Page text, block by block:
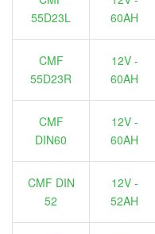
55D23L
60AH
CMF
55D23R
12V -
60AH
CMF
DIN60
12V -
60AH
CMF DIN
52
12V -
52AH